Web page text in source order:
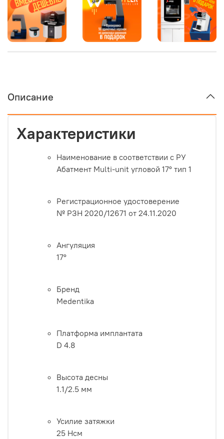
Описание
Характеристики
Наименование в соответствии с РУ
Абатмент Multi-unit угловой 17° тип 1
Регистрационное удостоверение
№ РЗН 2020/12671 от 24.11.2020
Ангуляция
17°
Бренд
Medentika
Платформа имплантата
D 4.8
Высота десны
1.1/2.5 мм
Усилие затяжки
25 Нсм